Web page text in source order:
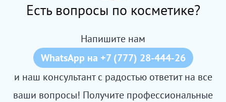
Есть вопросы по косметике?
Напишите нам
WhatsApp на +7 (777) 28-444-26
и наш консультант с радостью ответит на все
ваши вопросы! Получите профессиональные